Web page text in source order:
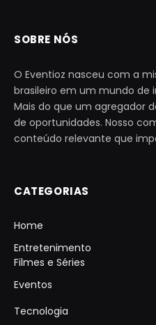
SOBRE NÓS
O Eventioz nasceu com a
brasileiro em um mundo de
Mais do que um agregador
de oportunidades. Nosso
conteúdo relevante que
CATEGORIAS
Home
Entretenimento
Filmes e Séries
Eventos
Tecnologia